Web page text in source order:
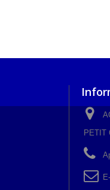
PETIT